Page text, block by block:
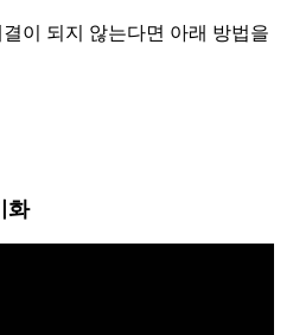
이 되지 않는다면 아래 방법을
화